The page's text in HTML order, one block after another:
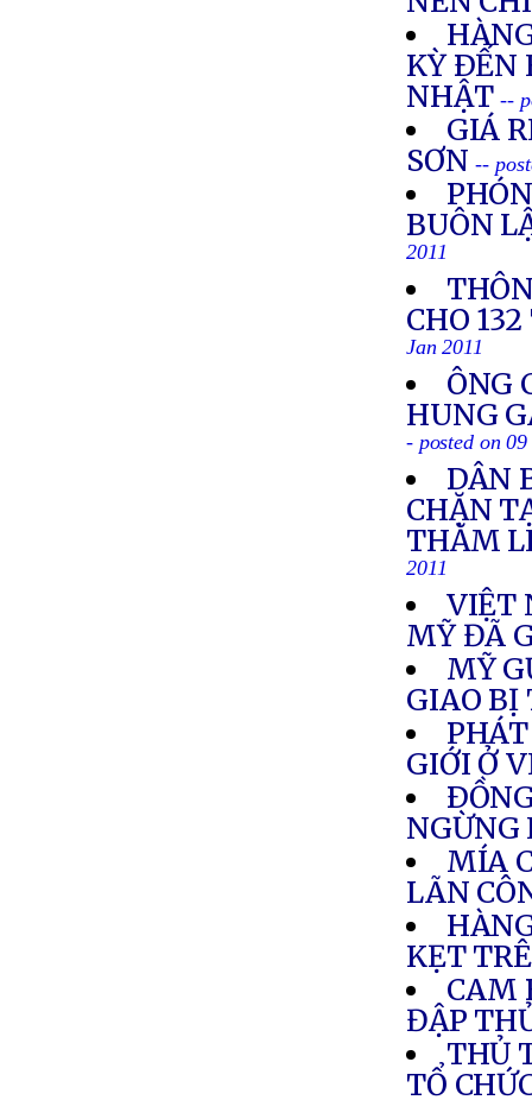
KỲ ÐẾN
NHẬT--
GIÁ
SƠN--
BUÔN
2011
CHO
Jan 2011
ÔNG
HUNG
- posted on
DÂN
CHẶN
THĂM
2011
VIỆT
MỸ ĐÃ
MỸ
GIAO BỊ
GIỚI Ở
NGỪNG
MÍA
LÃN
KẸT
CAM
ĐẬP
THỦ
TỔ